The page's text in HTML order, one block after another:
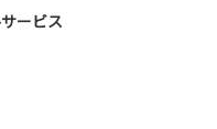
ービス